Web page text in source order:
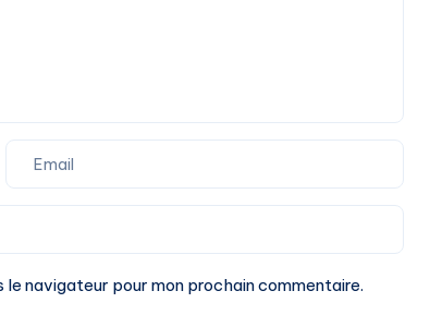
navigateur pour mon prochain commentaire.